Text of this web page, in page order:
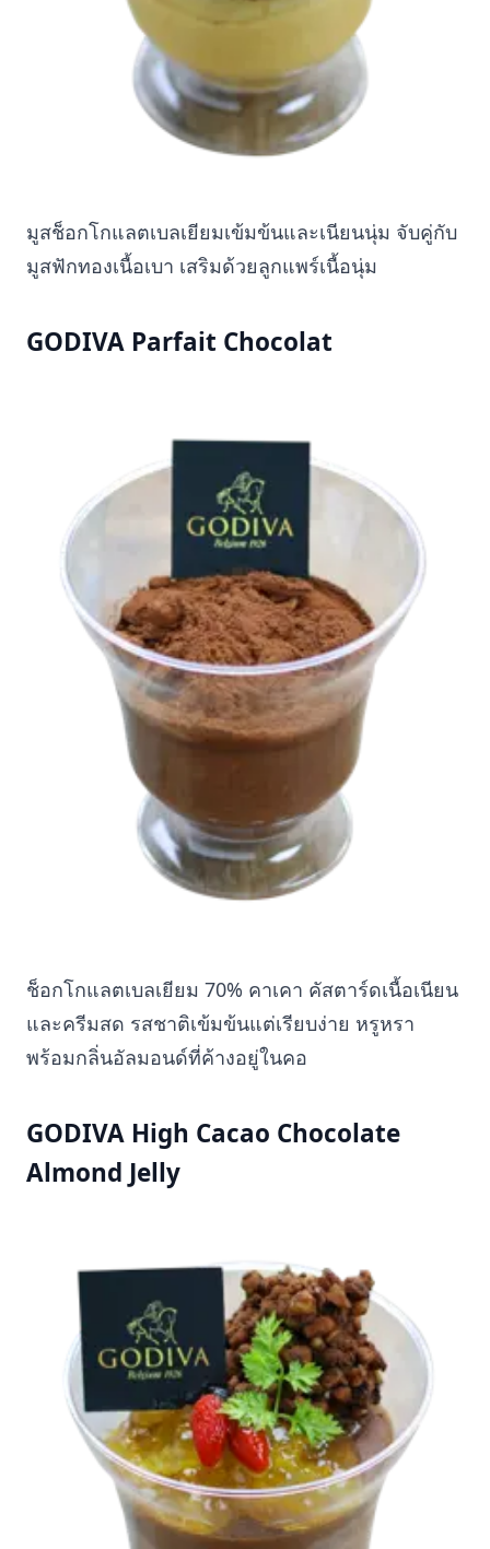
มูสช็อกโกแลตเบลเยียมเข้มข้นและเนียนนุ่ม จับคู่กับ
มูสฟักทองเนื้อเบา เสริมด้วยลูกแพร์เนื้อนุ่ม
GODIVA Parfait Chocolat
ช็อกโกแลตเบลเยียม 70% คาเคา คัสตาร์ดเนื้อเนียน
และครีมสด รสชาติเข้มข้นแต่เรียบง่าย หรูหรา
พร้อมกลิ่นอัลมอนด์ที่ค้างอยู่ในคอ
GODIVA High Cacao Chocolate
Almond Jelly